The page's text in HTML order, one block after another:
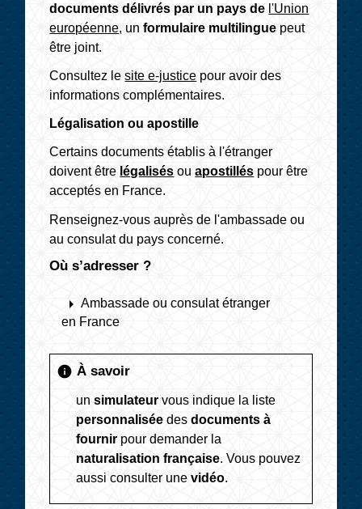
documents délivrés par un pays de l'Union
européenne, unformulaire multilingue peut
être joint.
Consultez lesite e-justice pour avoir des
informations complémentaires.
Légalisation ou apostille
Certains documents établis à l'étranger
doivent être légalisés ouapostillés pour être
acceptés en France.
Renseignez-vous auprès de l'ambassade ou
au consulat du pays concerné.
Où s’adresser ?
arrow_rightAmbassade ou consulat étranger
en France
info À savoir
unsimulateur vous indique la liste
personnalisée desdocuments à
fournir pour demander la
naturalisation française. Vous pouvez
aussi consulter unevidéo.